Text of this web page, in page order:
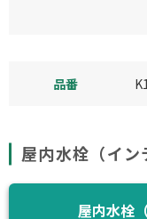
品番
屋内水栓（イン
屋内水栓